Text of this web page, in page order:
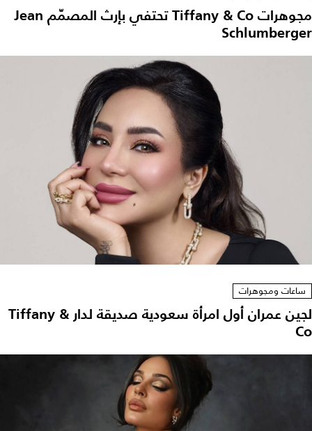
مجوهرات Tiffany & Co تحتفي بإرث المصمّم Jean
Schlumberger
ساعات ومجوهرات
لجين عمران أول امرأة سعودية صديقة لدار Tiffany &
Co